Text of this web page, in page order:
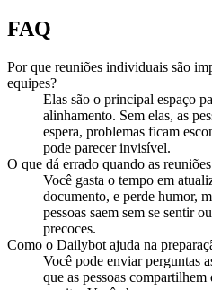
FAQ
Por que reuniões individuais são
equipes?
Elas são o principal espaço
alinhamento. Sem elas, as
espera, problemas ficam
pode parecer invisível.
O que dá errado quando as
Você gasta o tempo em
documento, e perde humor,
pessoas saem sem se sentir
precoces.
Como o Dailybot ajuda na
Você pode enviar perguntas
que as pessoas